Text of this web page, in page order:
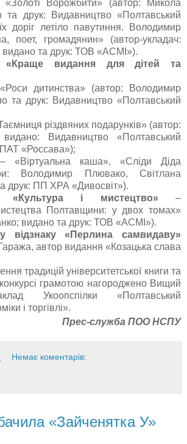
«Золоті Ворожбити» (автор: Микола
та друк: Видавництво «Полтавський
доріг летіло павутиння. Володимир
поет, громадянин» (автор-укладач:
видано та друк: ТОВ «АСМІ»).
«Краще видання для дітей та
дитинства» (автор: Володимир
та друк: Видавництво «Полтавський
різдвяних подарунків» (автор:
Видавництво «Полтавський
ПАТ «Россава»);
«Віртуальна каша», «Сліди Діда
Володимир Плювако, Світлана
друк: ПП ХРА «Дивосвіт»).
«Культура і мистецтво»–
Полтавщини: у двох томах»
видано та друк: ТОВ «АСМІ»).
відзнаку «Перлина самвидаву»
автор видання «Козацька слава
традицій університетської книги та
грамотою нагороджено Вищий
Укоопспілки «Полтавський
і торгівлі».
Прес-служба ПОО НСПУ
Немає коментарів:
«Зайченятка У»